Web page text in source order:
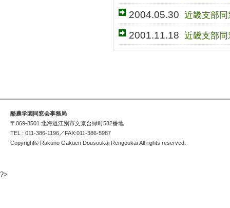
2004.05.30 近畿支部
2001.11.18 近畿支部
酪農学園同窓会事務局
〒069-8501 北海道江別市文京台緑町582番地
TEL : 011-386-1196／FAX:011-386-5987
Copyright© Rakuno Gakuen Dousoukai Rengoukai All rights reserved.
?>